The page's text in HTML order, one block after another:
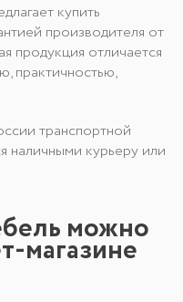
купить
производителя от
продукция отличается
практичностью,
транспортной
наличными курьеру или
можно
магазине